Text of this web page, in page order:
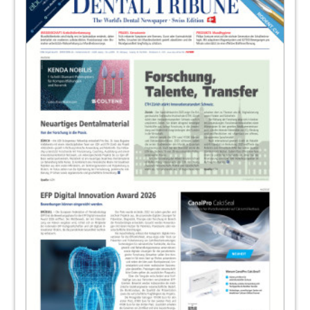
21Industry Report
Redaktion
Interview: Ermüdungsfreies Arbeiten ist
keine Utopie
Bruno Winnewisser im Gespräch
Industry Report: Zuckersäuren
neutralisieren – Karies vorbeugen
Redaktion
Unterspritzungskurse - für Einsteiger,
Fortgeschrittene und Profis
Neues Praxis- und Hygienekonzept
Dr. Kristina Grittner, Velbert, Deutschland
Den Fallstricken des Arbeitsalltags auf der